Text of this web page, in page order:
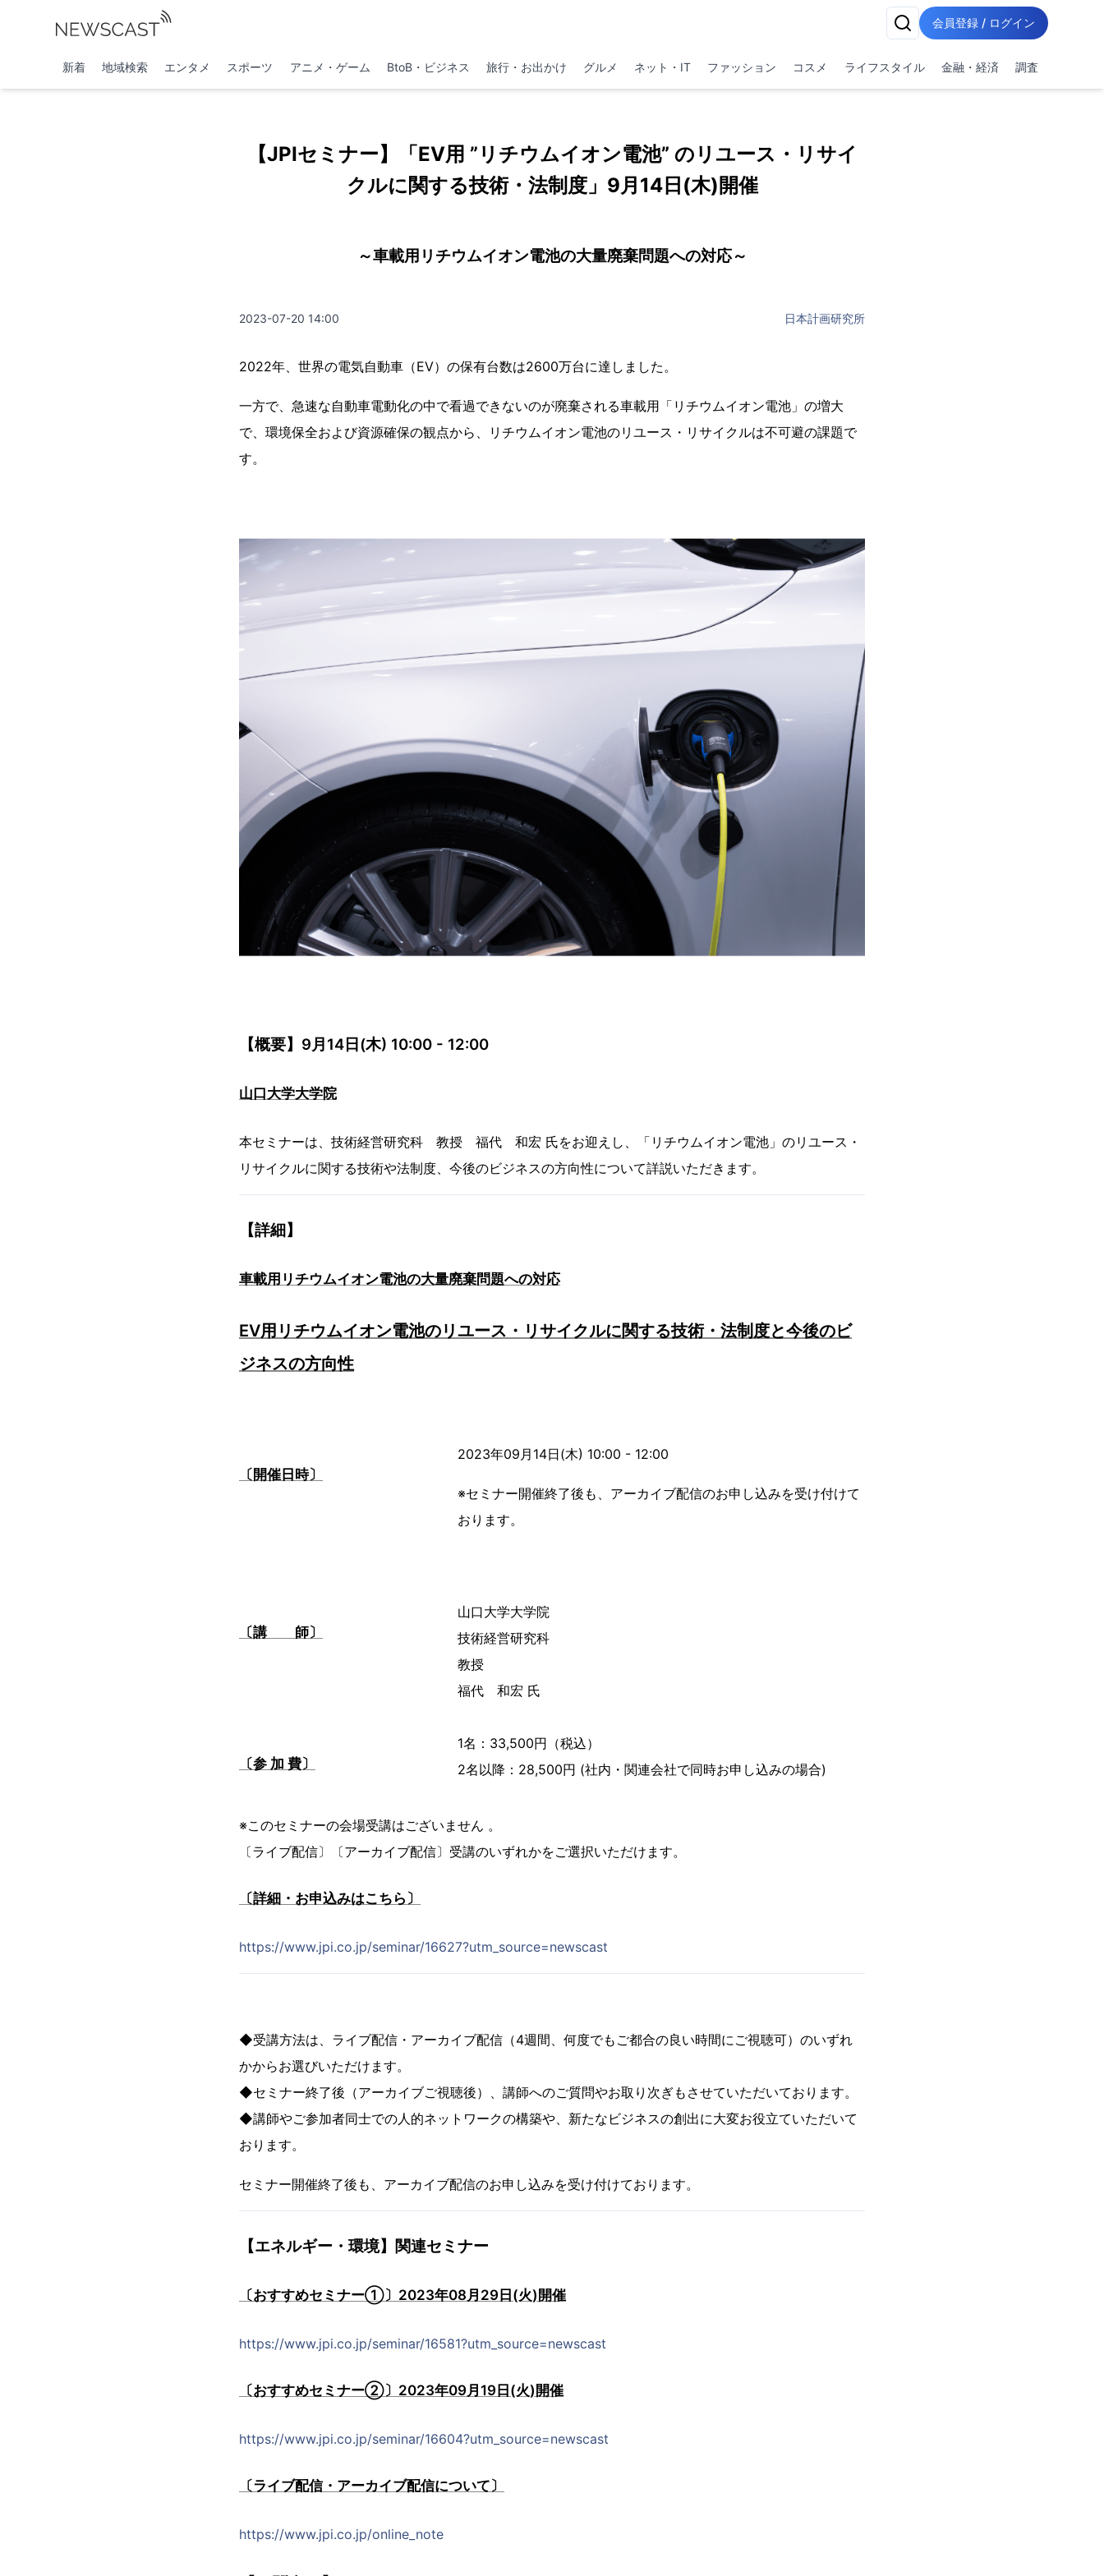
会員登録 / ログイン
新着 地域検索 エンタメ スポーツ アニメ・ゲーム BtoB・ビジネス 旅行・お出かけ グルメ ネット・IT ファッション コスメ ライフスタイル 金融・経済 調査
【JPIセミナー】「EV用 ”リチウムイオン電池” のリユース・リサイ
クルに関する技術・法制度」9月14日(木)開催
～車載用リチウムイオン電池の大量廃棄問題への対応～
2023-07-20 14:00 日本計画研究所
2022年、世界の電気自動車（EV）の保有台数は2600万台に達しました。
一方で、急速な自動車電動化の中で看過できないのが廃棄される車載用「リチウムイオン電池」の増大
で、環境保全および資源確保の観点から、リチウムイオン電池のリユース・リサイクルは不可避の課題で
す。
【概要】9月14日(木) 10:00 - 12:00
山口大学大学院
本セミナーは、技術経営研究科 教授 福代 和宏 氏をお迎えし、「リチウムイオン電池」のリユース・
リサイクルに関する技術や法制度、今後のビジネスの方向性について詳説いただきます。
【詳細】
車載用リチウムイオン電池の大量廃棄問題への対応
EV用リチウムイオン電池のリユース・リサイクルに関する技術・法制度と今後のビ
ジネスの方向性
〔開催日時〕
2023年09月14日(木) 10:00 - 12:00
※セミナー開催終了後も、アーカイブ配信のお申し込みを受け付けて
おります。
〔講 師〕
山口大学大学院
技術経営研究科
教授
福代 和宏 氏
〔参 加 費〕
1名：33,500円（税込）
2名以降：28,500円 (社内・関連会社で同時お申し込みの場合)
※このセミナーの会場受講はございません 。
〔ライブ配信〕〔アーカイブ配信〕受講のいずれかをご選択いただけます。
〔詳細・お申込みはこちら〕
https://www.jpi.co.jp/seminar/16627?utm_source=newscast
◆受講方法は、ライブ配信・アーカイブ配信（4週間、何度でもご都合の良い時間にご視聴可）のいずれ
かからお選びいただけます。
◆セミナー終了後（アーカイブご視聴後）、講師へのご質問やお取り次ぎもさせていただいております。
◆講師やご参加者同士での人的ネットワークの構築や、新たなビジネスの創出に大変お役立ていただいて
おります。
セミナー開催終了後も、アーカイブ配信のお申し込みを受け付けております。
【エネルギー・環境】関連セミナー
〔おすすめセミナー①〕2023年08月29日(火)開催
https://www.jpi.co.jp/seminar/16581?utm_source=newscast
〔おすすめセミナー②〕2023年09月19日(火)開催
https://www.jpi.co.jp/seminar/16604?utm_source=newscast
〔ライブ配信・アーカイブ配信について〕
https://www.jpi.co.jp/online_note